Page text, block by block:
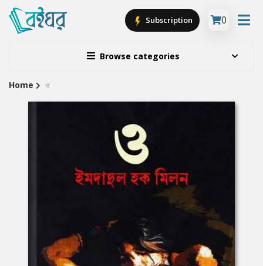
Browse categories
Subscription 0
Site
Home ও